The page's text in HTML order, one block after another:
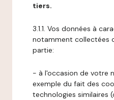
tiers.
3.1.1. Vos données à
notamment collectées
partie:
- à l'occasion de votre
exemple du fait des
technologies similaires